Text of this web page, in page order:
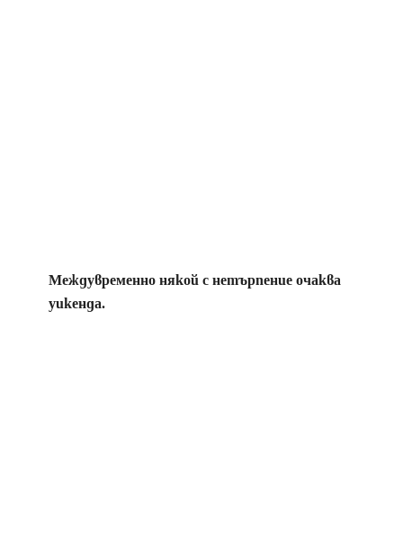
Междувременно някой с нетърпение очаква
уикенда.